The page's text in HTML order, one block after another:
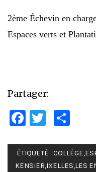
2ème Échevin en
Espaces verts et
Partager:
Facebook
Twitter
ÉTIQUETÉ : COLLÈGE,
KENSIER,IXELLES,LES